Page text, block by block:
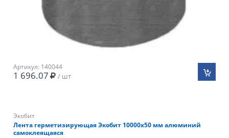
Артикул: 140044
1 696.07 / шт
Экобит
Лента герметизирующая Экобит 10000х50 мм алюминий
самоклеящаяся